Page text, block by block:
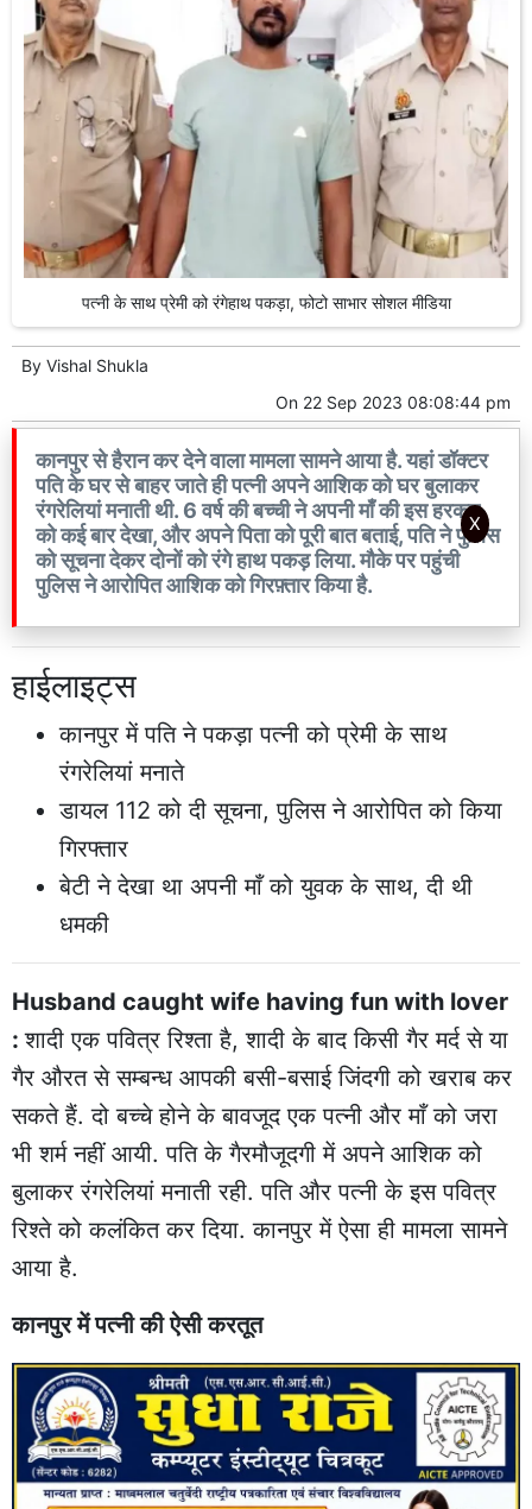
पत्नी के साथ प्रेमी को रंगेहाथ पकड़ा, फोटो साभार सोशल मीडिया
By Vishal Shukla
On 22 Sep 2023 08:08:44 pm
कानपुर से हैरान कर देने वाला मामला सामने आया है. यहां डॉक्टर
पति के घर से बाहर जाते ही पत्नी अपने आशिक को घर बुलाकर
रंगरेलियां मनाती थी. 6 वर्ष की बच्ची ने अपनी माँ की इस हरकत
को कई बार देखा, और अपने पिता को पूरी बात बताई, पति ने पुलिस
को सूचना देकर दोनों को रंगे हाथ पकड़ लिया. मौके पर पहुंची
पुलिस ने आरोपित आशिक को गिरफ़्तार किया है.
हाईलाइट्स
कानपुर में पति ने पकड़ा पत्नी को प्रेमी के साथ
रंगरेलियां मनाते
डायल 112 को दी सूचना, पुलिस ने आरोपित को किया
गिरफ्तार
बेटी ने देखा था अपनी माँ को युवक के साथ, दी थी
धमकी
Husband caught wife having fun with lover
:शादी एक पवित्र रिश्ता है, शादी के बाद किसी गैर मर्द से या
गैर औरत से सम्बन्ध आपकी बसी-बसाई जिंदगी को खराब कर
सकते हैं. दो बच्चे होने के बावजूद एक पत्नी और माँ को जरा
भी शर्म नहीं आयी. पति के गैरमौजूदगी में अपने आशिक को
बुलाकर रंगरेलियां मनाती रही. पति और पत्नी के इस पवित्र
रिश्ते को कलंकित कर दिया. कानपुर में ऐसा ही मामला सामने
आया है.
कानपुर में पत्नी की ऐसी करतूत
X